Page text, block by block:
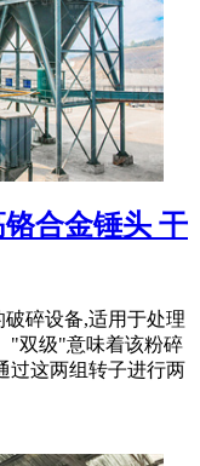
合金锤头 干
碎设备,适用于处理
"双级"意味着该粉碎
过这两组转子进行两